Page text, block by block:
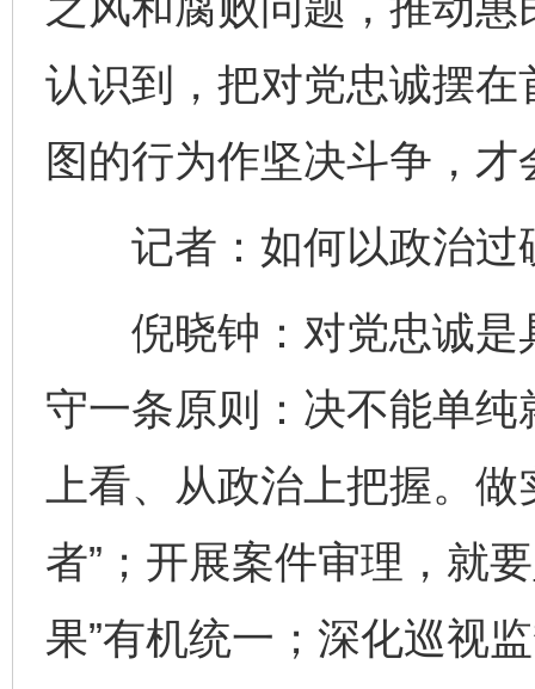
认识到，把对党忠诚摆
图的行为作坚决斗争，
记者：如何以政治过
倪晓钟：对党忠诚是
守一条原则：决不能单
上看、从政治上把握。
者”；开展案件审理，就
果”有机统一；深化巡视